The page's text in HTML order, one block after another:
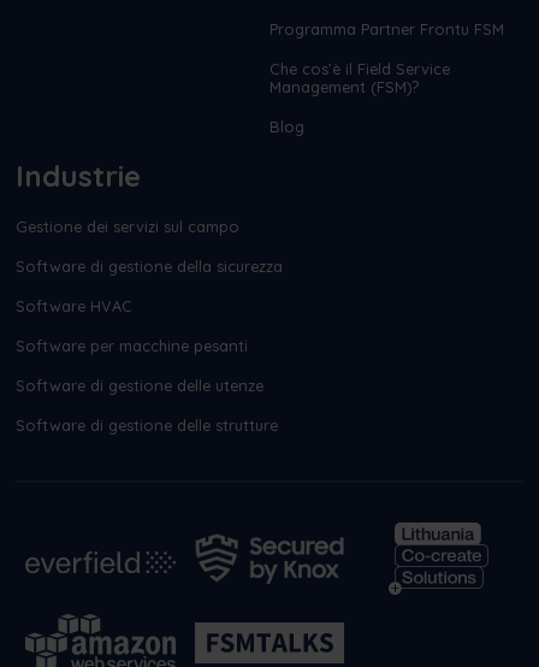
Programma Partner Frontu FSM
Che cos’è il Field Service
Management (FSM)?
Blog
Industrie
Gestione dei servizi sul campo
Software di gestione della sicurezza
Software HVAC
Software per macchine pesanti
Software di gestione delle utenze
Software di gestione delle strutture